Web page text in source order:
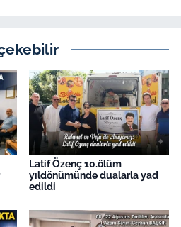
Latif Özenç 10.ölüm
yıldönümünde dualarla yad
edildi